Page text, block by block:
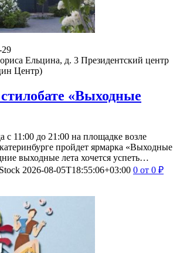
29
Ельцина, д. 3 Президентский центр
Центр)
«Выходные
с 11:00 до 21:00 на площадке возле
пройдет ярмарка «Выходные
выходные лета хочется успеть…
2026-08-05T18:55:06+03:00 0 от 0 ₽